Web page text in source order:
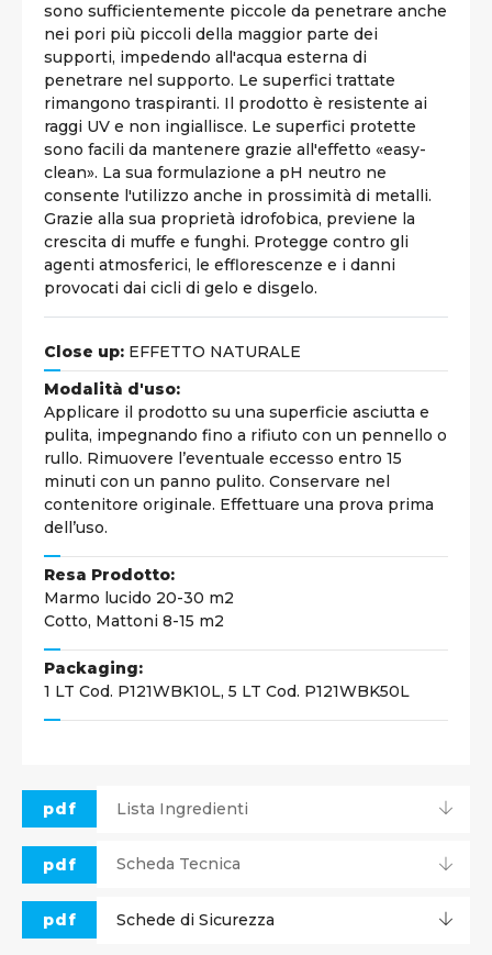
sono sufficientemente piccole da penetrare anche
nei pori più piccoli della maggior parte dei
supporti, impedendo all'acqua esterna di
penetrare nel supporto. Le superfici trattate
rimangono traspiranti. Il prodotto è resistente ai
raggi UV e non ingiallisce. Le superfici protette
sono facili da mantenere grazie all'effetto «easy-
clean». La sua formulazione a pH neutro ne
consente l'utilizzo anche in prossimità di metalli.
Grazie alla sua proprietà idrofobica, previene la
crescita di muffe e funghi. Protegge contro gli
agenti atmosferici, le efflorescenze e i danni
provocati dai cicli di gelo e disgelo.
Close up: EFFETTO NATURALE
Modalità d'uso:
Applicare il prodotto su una superficie asciutta e
pulita, impegnando fino a rifiuto con un pennello o
rullo. Rimuovere l’eventuale eccesso entro 15
minuti con un panno pulito. Conservare nel
contenitore originale. Effettuare una prova prima
dell’uso.
Resa Prodotto:
Marmo lucido 20-30 m2
Cotto, Mattoni 8-15 m2
Packaging:
1 LT Cod. P121WBK10L, 5 LT Cod. P121WBK50L
pdf Lista Ingredienti
pdf Scheda Tecnica
pdf Schede di Sicurezza